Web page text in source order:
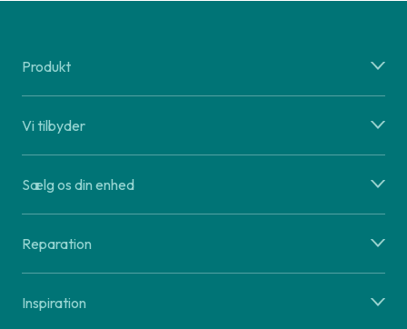
Produkt
Vi tilbyder
Sælg os din enhed
Reparation
Inspiration